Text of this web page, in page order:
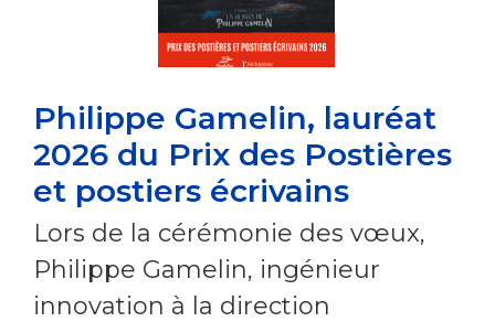
Philippe Gamelin, lauréat
2026 du Prix des Postières
et postiers écrivains
Lors de la cérémonie des vœux,
Philippe Gamelin, ingénieur
innovation à la direction